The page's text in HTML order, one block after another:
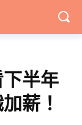
半年
薪！